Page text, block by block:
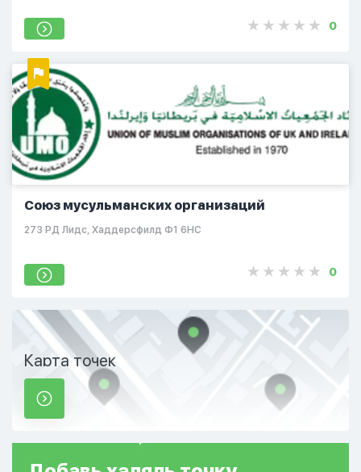
0
Союз мусульманских организаций
273 РД Лидс, Хаддерсфилд Ф1 6НС
0
Карта точек